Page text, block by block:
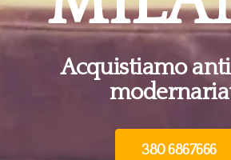
Acquistiamo
380 6867666